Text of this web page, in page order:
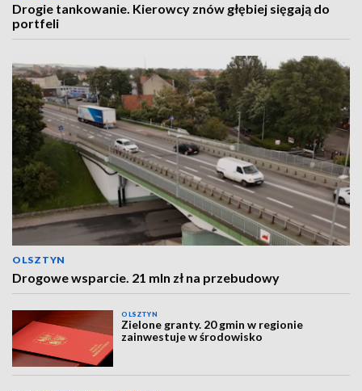
Drogie tankowanie. Kierowcy znów głębiej sięgają do
portfeli
OLSZTYN
Drogowe wsparcie. 21 mln zł na przebudowy
OLSZTYN
Zielone granty. 20 gmin w regionie
zainwestuje w środowisko